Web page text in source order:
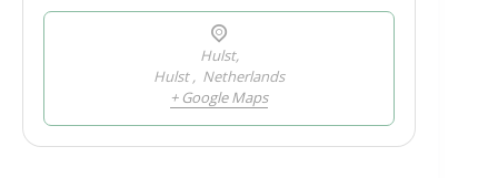
Hulst,
Hulst, Netherlands
+ Google Maps